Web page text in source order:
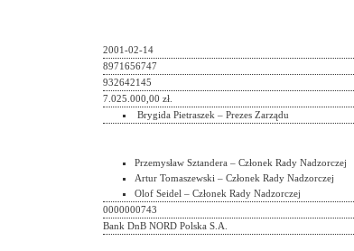
2001-02-14
8971656747
932642145
7.025.000,00 zł.
Brygida Pietraszek – Prezes Zarządu
Przemysław Sztandera – Członek Rady Nadzorczej
Artur Tomaszewski – Członek Rady Nadzorczej
Olof Seidel – Członek Rady Nadzorczej
0000000743
Bank DnB NORD Polska S.A.